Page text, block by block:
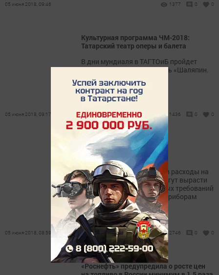
05 июня 2018, 09:46 1377 0 0
Культурная программа ЧМ-2018:
Татарский театр оперы и балета
В дни мундиаля в ТАГТОиБ пройдет
международный фестиваль «Шаляпин.
Нуриев. Казань».
05 июня 2018, 09:17 1436 0 0
Какие лампы запрещено
эксплуатировать с 1 июля
В ближайшие пару месяцев расходы на
освещение для россиян могут вырасти
на 30 процентов из-за новых требований
к электроосветительным приборам
05 июня 2018, 08:59 2746 0 0
«Роснефть» предупредила о росте цен